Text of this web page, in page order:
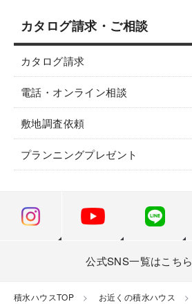
カタログ請求・ご相談
カタログ請求
電話・オンライン相談
敷地調査依頼
プランニングプレゼント
公式SNS一覧はこちら
積水ハウスTOP お近くの積水ハウス